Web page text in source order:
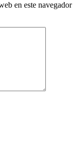
en este navegador